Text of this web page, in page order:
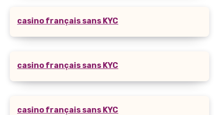
casino français sans KYC
casino français sans KYC
casino français sans KYC